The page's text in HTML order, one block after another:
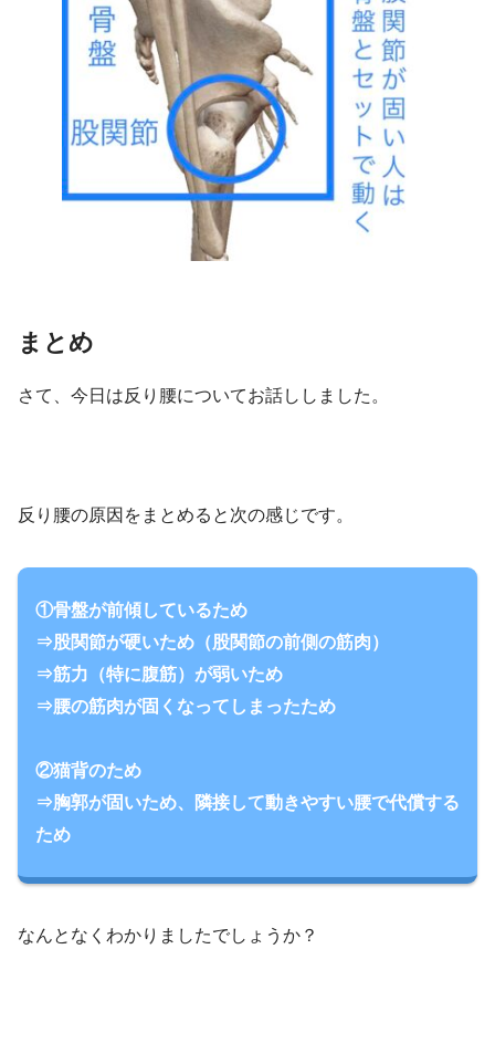
まとめ
さて、今日は反り腰についてお話ししました。
反り腰の原因をまとめると次の感じです。
①骨盤が前傾しているため
⇒股関節が硬いため（股関節の前側の筋肉）
⇒筋力（特に腹筋）が弱いため
⇒腰の筋肉が固くなってしまったため
②猫背のため
⇒胸郭が固いため、隣接して動きやすい腰で代償する
ため
なんとなくわかりましたでしょうか？